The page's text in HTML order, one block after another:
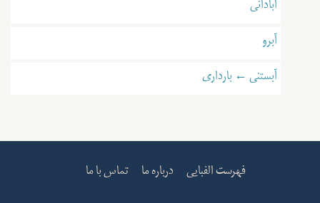
آبادانی
آبرو
آبستنی ← بارداری
فهرست الفبایی درباره ما تماس با ما